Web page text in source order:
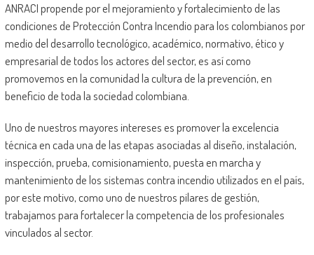
ANRACI propende por el mejoramiento y fortalecimiento de las
condiciones de Protección Contra Incendio para los colombianos por
medio del desarrollo tecnológico, académico, normativo, ético y
empresarial de todos los actores del sector, es así como
promovemos en la comunidad la cultura de la prevención, en
beneficio de toda la sociedad colombiana.
Uno de nuestros mayores intereses es promover la excelencia
técnica en cada una de las etapas asociadas al diseño, instalación,
inspección, prueba, comisionamiento, puesta en marcha y
mantenimiento de los sistemas contra incendio utilizados en el país,
por este motivo, como uno de nuestros pilares de gestión,
trabajamos para fortalecer la competencia de los profesionales
vinculados al sector.